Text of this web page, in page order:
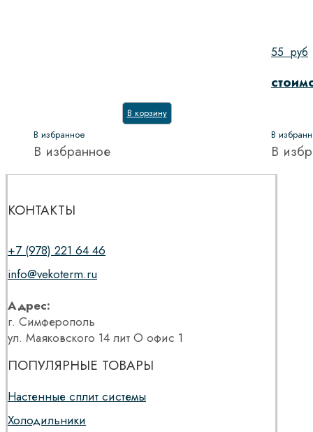
В корзину
В избранное
В избранное
55 руб
В
В
КОНТАКТЫ
+7 (978) 221 64 46
info@vekoterm.ru
Адрес:
г. Симферополь
ул. Маяковского 14 лит О офис 1
ПОПУЛЯРНЫЕ ТОВАРЫ
Настенные сплит системы
Холодильники